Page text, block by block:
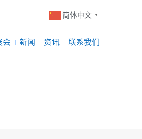
简体中文 ▼
会 新闻 资讯 联系我们